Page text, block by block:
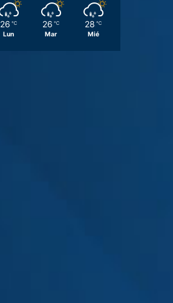
26 ℃
Lun
26 ℃
Mar
28 ℃
Mié